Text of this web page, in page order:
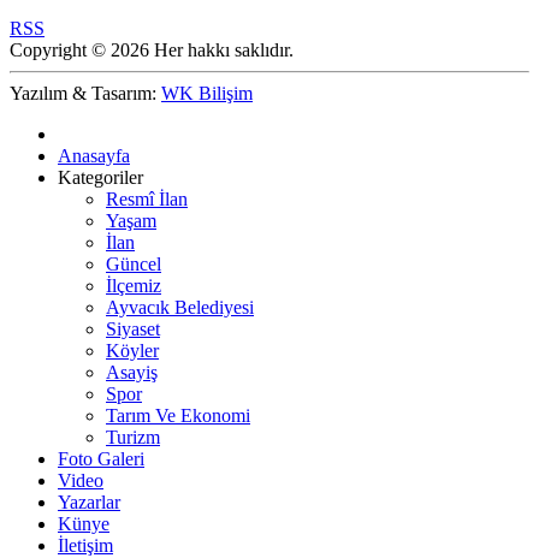
RSS
Copyright © 2026 Her hakkı saklıdır.
Yazılım & Tasarım: WK Bilişim
Anasayfa
Kategoriler
Resmî İlan
Yaşam
İlan
Güncel
İlçemiz
Ayvacık Belediyesi
Siyaset
Köyler
Asayiş
Spor
Tarım Ve Ekonomi
Turizm
Foto Galeri
Video
Yazarlar
Künye
İletişim